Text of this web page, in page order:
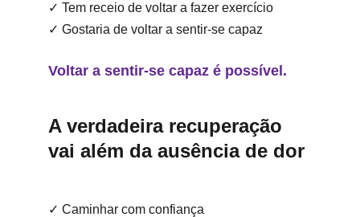
✓ Tem receio de voltar a fazer exercício
✓ Gostaria de voltar a sentir-se capaz
Voltar a sentir-se capaz é possível.
A verdadeira recuperação
vai além da ausência de dor
✓ Caminhar com confiança